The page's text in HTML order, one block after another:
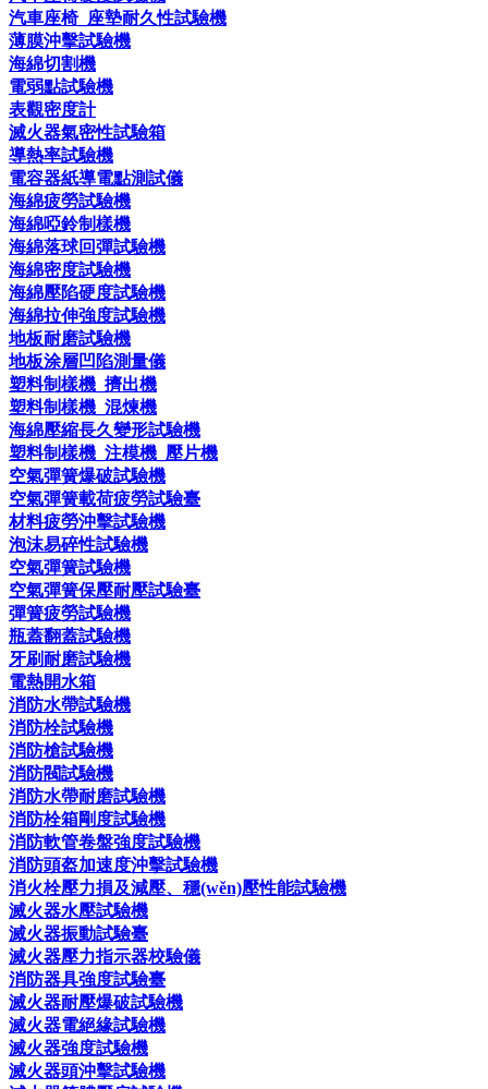
汽車座椅_座墊耐久性試驗機
薄膜沖擊試驗機
海綿切割機
電弱點試驗機
表觀密度計
滅火器氣密性試驗箱
導熱率試驗機
電容器紙導電點測試儀
海綿疲勞試驗機
海綿啞鈴制樣機
海綿落球回彈試驗機
海綿密度試驗機
海綿壓陷硬度試驗機
海綿拉伸強度試驗機
地板耐磨試驗機
地板涂層凹陷測量儀
塑料制樣機_擠出機
塑料制樣機_混煉機
海綿壓縮長久變形試驗機
塑料制樣機_注模機_壓片機
空氣彈簧爆破試驗機
空氣彈簧載荷疲勞試驗臺
材料疲勞沖擊試驗機
泡沫易碎性試驗機
空氣彈簧試驗機
空氣彈簧保壓耐壓試驗臺
彈簧疲勞試驗機
瓶蓋翻蓋試驗機
牙刷耐磨試驗機
電熱開水箱
消防水帶試驗機
消防栓試驗機
消防槍試驗機
消防閥試驗機
消防水帶耐磨試驗機
消防栓箱剛度試驗機
消防軟管卷盤強度試驗機
消防頭盔加速度沖擊試驗機
消火栓壓力損及減壓、穩(wěn)壓性能試驗機
滅火器水壓試驗機
滅火器振動試驗臺
滅火器壓力指示器校驗儀
消防器具強度試驗臺
滅火器耐壓爆破試驗機
滅火器電絕緣試驗機
滅火器強度試驗機
滅火器頭沖擊試驗機